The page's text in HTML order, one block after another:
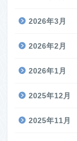
2026年3月
2026年2月
2026年1月
2025年12月
2025年11月